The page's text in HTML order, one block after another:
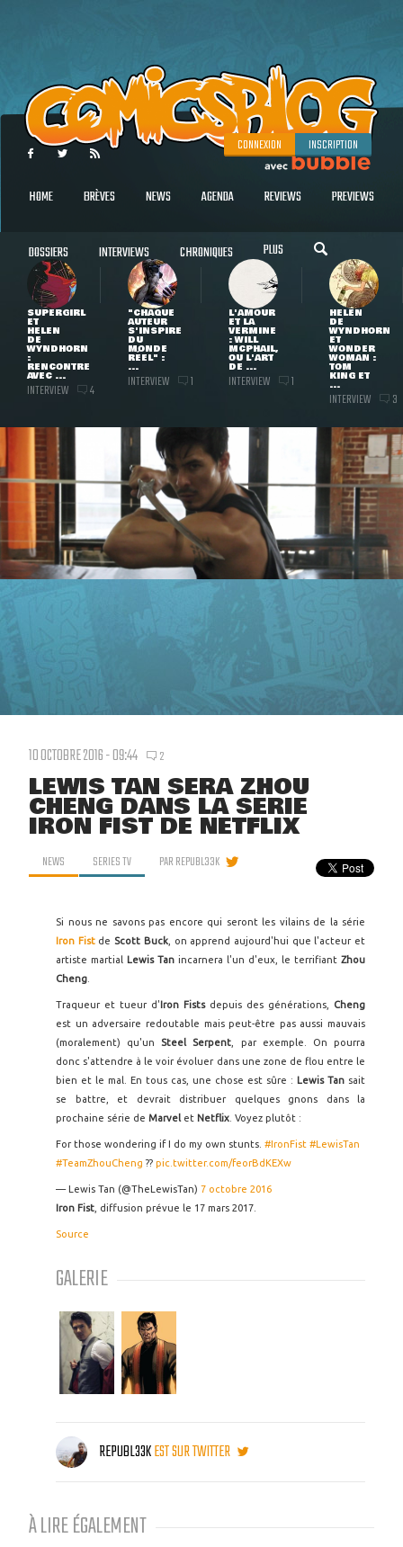
CONNEXION INSCRIPTION
HOME BRÈVES NEWS AGENDA REVIEWS PREVIEWS
DOSSIERS INTERVIEWS CHRONIQUES PLUS
SUPERGIRL
ET
HELEN
DE
WYNDHORN
:
RENCONTRE
AVEC ...
INTERVIEW 4
"CHAQUE
AUTEUR
S'INSPIRE
DU
MONDE
RÉEL" :
...
INTERVIEW 1
L'AMOUR
ET LA
VERMINE
: WILL
MCPHAIL,
OU L'ART
DE ...
INTERVIEW 1
HELEN
DE
WYNDHORN
ET
WONDER
WOMAN :
TOM
KING ET
...
INTERVIEW 3
10 OCTOBRE 2016 - 09:44 2
LEWIS TAN SERA ZHOU
CHENG DANS LA SÉRIE
IRON FIST DE NETFLIX
NEWS SERIES TV PARREPUBL33K
Si nous ne savons pas encore qui seront les vilains de la série
Iron Fist de Scott Buck, on apprend aujourd'hui que l'acteur et
artiste martial Lewis Tan incarnera l'un d'eux, le terrifiant Zhou
Cheng
Traqueur et tueur d'Iron Fists depuis des générations, Cheng
est un adversaire redoutable mais peut-être pas aussi mauvais
(moralement) qu'un Steel Serpent , par exemple. On pourra
donc s'attendre à le voir évoluer dans une zone de flou entre le
bien et le mal. En tous cas, une chose est sûre : Lewis Tan sait
se battre, et devrait distribuer quelques gnons dans la
prochaine série de Marvel et Netflix . Voyez plutôt :
For those wondering if I do my own stunts. #IronFist #LewisTan
#TeamZhouCheng ?? pic.twitter.com/feorBdKEXw
— Lewis Tan (@TheLewisTan) 7 octobre 2016
Iron Fist , diffusion prévue le 17 mars 2017.
Source
GALERIE
REPUBL33KEST SUR TWITTER
À LIRE ÉGALEMENT